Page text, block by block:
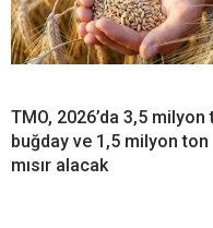
TMO, 2026’da 3,5 milyon
buğday ve 1,5 milyon ton
mısır alacak